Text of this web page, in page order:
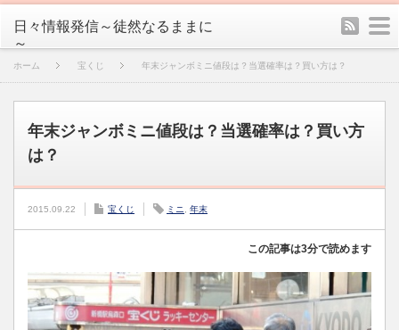
日々情報発信～徒然なるままに
～
rss
ホーム 宝くじ 年末ジャンボミニ値段は？当選確率は？買い方は？
年末ジャンボミニ値段は？当選確率は？買い方
は？
2015.09.22 宝くじ ミニ 年末
この記事は3分で読めます